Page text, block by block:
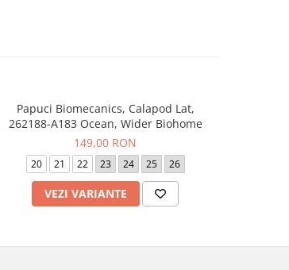
Papuci Biomecanics, Calapod Lat,
262188-A183 Ocean, Wider Biohome
149,00 RON
20 21 22 23 24 25 26
VEZI VARIANTE